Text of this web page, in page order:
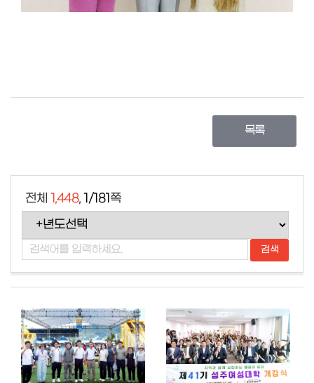
목록
전체 1,448, 1/181쪽